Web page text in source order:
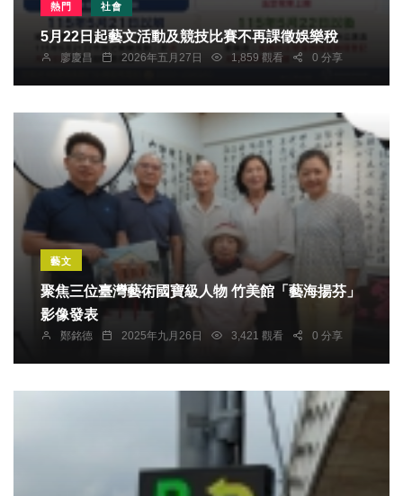
熱門 社會
5月22日起藝文活動及競技比賽不再課徵娛樂稅
廖慶昌 2026年五月27日 1,859 觀看 0 分享
藝文
聚焦三位臺灣藝術國寶級人物 竹美館「藝海揚芬」
影像發表
鄭銘德 2025年九月26日 3,421 觀看 0 分享